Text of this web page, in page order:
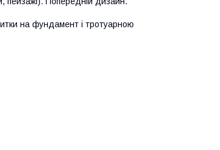
на фундамент і тротуарною